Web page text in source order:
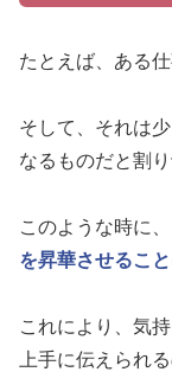
たとえば、ある
そして、それは
なるものだと割
このような時に、
を昇華させること
これにより、気
上手に伝えられる